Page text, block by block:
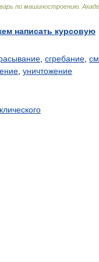
по машиностроению
написать курсовую
сгребание
уничтожение